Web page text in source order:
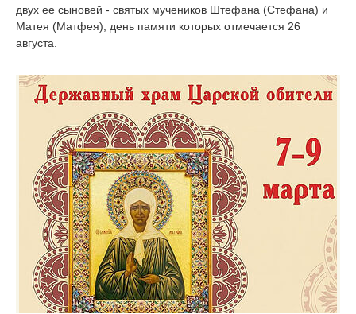
двух ее сыновей - святых мучеников Штефана (Стефана) и
Матея (Матфея), день памяти которых отмечается 26
августа.